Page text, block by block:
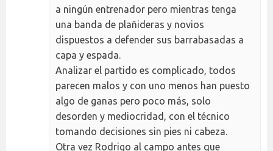
a ningún entrenador pero mientras tenga
una banda de plañideras y novios
dispuestos a defender sus barrabasadas a
capa y espada.
Analizar el partido es complicado, todos
parecen malos y con uno menos han puesto
algo de ganas pero poco más, solo
desorden y mediocridad, con el técnico
tomando decisiones sin pies ni cabeza.
Otra vez Rodrigo al campo antes que